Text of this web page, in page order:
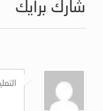
شارك برأيك